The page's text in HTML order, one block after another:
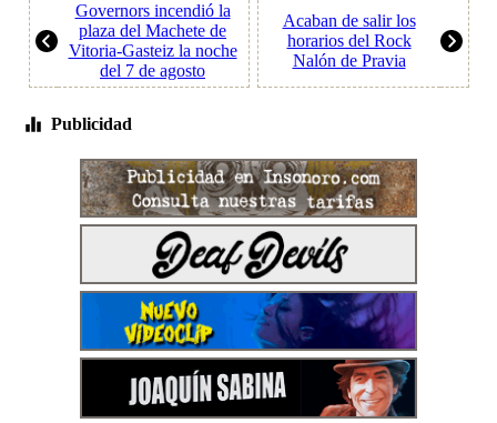
Governors incendió la
plaza del Machete de
Vitoria-Gasteiz la noche
del 7 de agosto
Acaban de salir los
horarios del Rock
Nalón de Pravia
Publicidad